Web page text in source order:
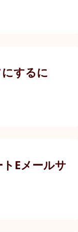
するに
Eメールサ